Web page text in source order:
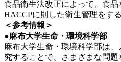
食品衛生法改正によって、食品
HACCPに則した衛生管理をす
＜参考情報＞
●麻布大学生命・環境科学部
麻布大学生命・環境科学部は
究することで、さまざまな問